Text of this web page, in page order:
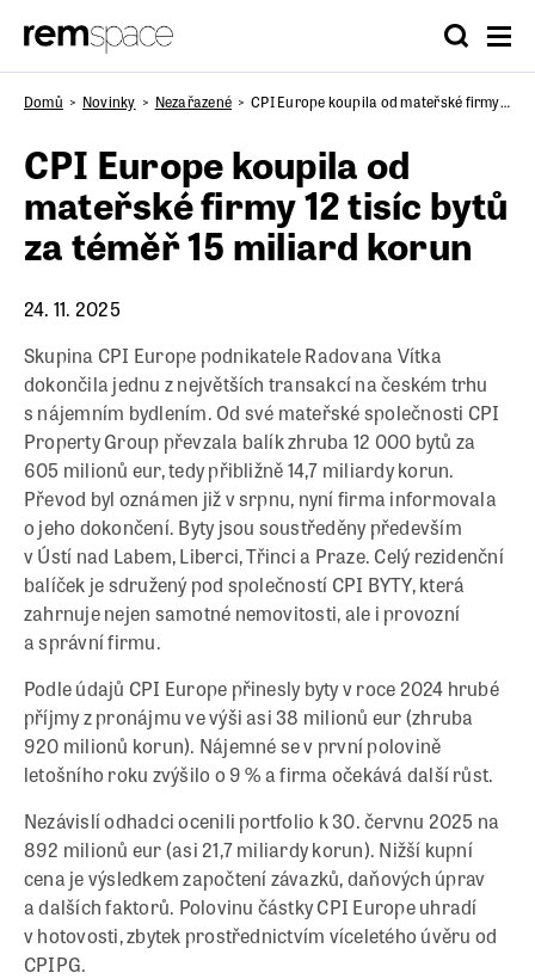
Domů Novinky Nezařazené CPI Europe koupila od mateřské firmy 12 tisíc bytů za téměř 15 miliard korun
CPI Europe koupila od
mateřské firmy 12 tisíc bytů
za téměř 15 miliard korun
24. 11. 2025
Skupina CPI Europe podnikatele Radovana Vítka
dokončila jednu z největších transakcí na českém trhu
s nájemním bydlením. Od své mateřské společnosti CPI
Property Group převzala balík zhruba 12 000 bytů za
605 milionů eur, tedy přibližně 14,7 miliardy korun.
Převod byl oznámen již v srpnu, nyní firma informovala
o jeho dokončení. Byty jsou soustředěny především
v Ústí nad Labem, Liberci, Třinci a Praze. Celý rezidenční
balíček je sdružený pod společností CPI BYTY, která
zahrnuje nejen samotné nemovitosti, ale i provozní
a správní firmu.
Podle údajů CPI Europe přinesly byty v roce 2024 hrubé
příjmy z pronájmu ve výši asi 38 milionů eur (zhruba
920 milionů korun). Nájemné se v první polovině
letošního roku zvýšilo o 9 % a firma očekává další růst.
Nezávislí odhadci ocenili portfolio k 30. červnu 2025 na
892 milionů eur (asi 21,7 miliardy korun). Nižší kupní
cena je výsledkem započtení závazků, daňových úprav
a dalších faktorů. Polovinu částky CPI Europe uhradí
v hotovosti, zbytek prostřednictvím víceletého úvěru od
CPIPG.